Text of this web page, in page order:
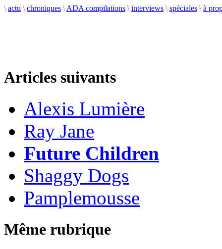
\ actu \ chroniques \ ADA compilations \ interviews \ spéciales \ à
Articles suivants
Alexis Lumière
Ray Jane
Future Children
Shaggy Dogs
Pamplemousse
Même rubrique